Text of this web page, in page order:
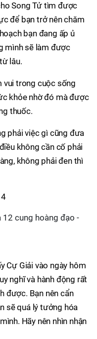
Song Tử tìm được
để bạn trở nên chăm
bạn đang ấp ủ
mình sẽ làm được
lâu.
vui trong cuộc sống
khỏe nhờ đó mà được
thuốc.
phải việc gì cũng đưa
không cần cố phải
không phải đen thì
Cự Giải vào ngày hôm
nghĩ và hành động rất
được. Bạn nên cẩn
sẽ quá lý tưởng hóa
Hãy nên nhìn nhận